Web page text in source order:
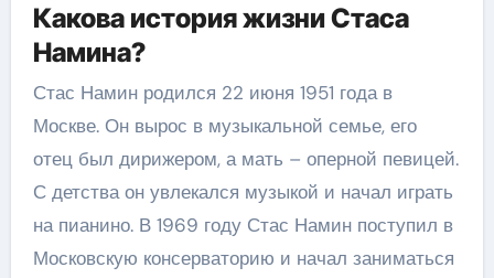
Какова история жизни Стаса
Намина?
Стас Намин родился 22 июня 1951 года в
Москве. Он вырос в музыкальной семье, его
отец был дирижером, а мать – оперной певицей.
С детства он увлекался музыкой и начал играть
на пианино. В 1969 году Стас Намин поступил в
Московскую консерваторию и начал заниматься